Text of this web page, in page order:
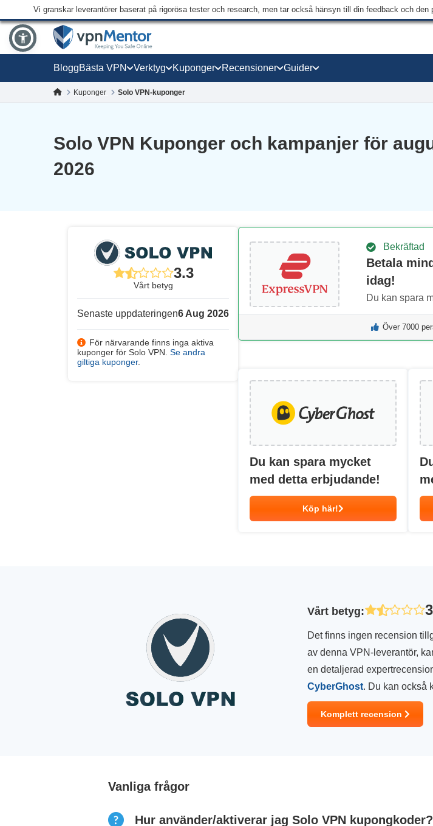
Vi granskar leverantörer baserat på rigorösa tester och research, men tar också hänsyn till din feedback och
BloggBästa VPN Verktyg Kuponger Recensioner Guider
Kuponger Solo VPN-kuponger
Solo VPN Kuponger och kampanjer för
2026
3.3
Vårt betyg
Senaste uppdateringen6 Aug 2026
För närvarande finns inga aktiva
kuponger för Solo VPN. Se andra
giltiga kuponger.
Bekräftad
Betala
idag!
Du kan spara
Över 7000
Du kan spara mycket
med detta erbjudande!
Köp här!
Vårt betyg:
Det finns ingen recension
av denna VPN-leverantör,
en detaljerad
CyberGhost. Du kan också
Komplett recension
Vanliga frågor
Hur använder/aktiverar jag Solo VPN kupongkoder?